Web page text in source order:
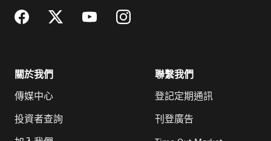
關於我們
傳媒中心
投資者查詢
聯繫我們
登記定期通訊
刊登廣告